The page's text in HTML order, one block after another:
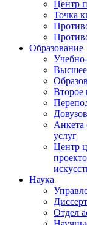
Центр
Точка
Образование
Высшее
Второе
Анкета
услуг
Центр
Наука
Отдел